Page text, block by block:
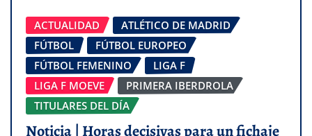
ACTUALIDAD
ATLÉTICO DE MADRID
FÚTBOL
FÚTBOL EUROPEO
FÚTBOL FEMENINO
LIGA F
LIGA F MOEVE
PRIMERA IBERDROLA
TITULARES DEL DÍA
Noticia | Horas decisivas para un fichaje